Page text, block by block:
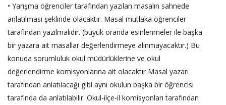
• Yarışma öğrenciler tarafından yazılan masalın sahnede
anlatılması şeklinde olacaktır. Masal mutlaka öğrenciler
tarafından yazılmalıdır. (büyük oranda esinlenmeler ile başka
bir yazara ait masallar değerlendirmeye alınmayacaktır.) Bu
konuda sorumluluk okul müdürlüklerine ve okul
değerlendirme komisyonlarına ait olacaktır Masal yazarı
tarafından anlatılacağı gibi aynı okulun başka bir öğrencisi
tarafında da anlatılabilir. Okul-ilçe-il komisyonları tarafından